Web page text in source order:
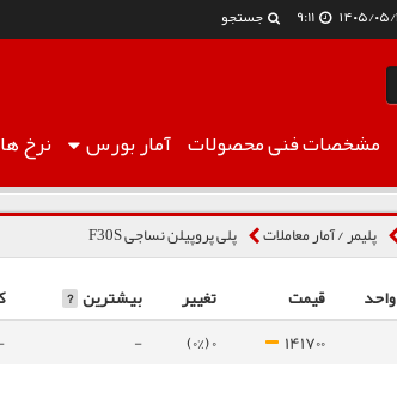
9:11 جستجو
مشخصات فنیمحصولات آماربورس نرخ ها
پلیمر / آمار معاملات پلی پروپیلن نساجی F30S
واحد قیمت تغییر بیشترین ?
141700
0 (0%)
-